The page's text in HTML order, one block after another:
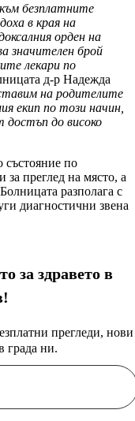
безплатните
в края на
орден на
значителен брой
лекари по
д-р Надежда
на родителите
екип по този начин,
достъп до високо
състояние по
преглед на място, а
разполага с
диагностични звена
за здравето в
прегледи, нови
града ни.